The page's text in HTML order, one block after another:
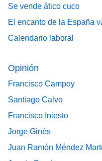
Se vende ático cuco
El encanto de la España
Calendario laboral
Opinión
Francisco Campoy
Santiago Calvo
Francisco Iniesto
Jorge Ginés
Juan Ramón Méndez